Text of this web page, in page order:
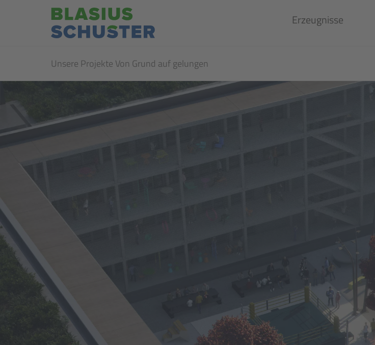
Erzeugnisse
Unsere Projekte Von Grund auf gelungen